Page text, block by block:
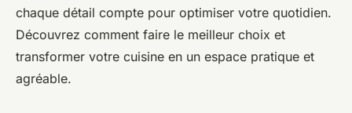
Nolan•2 novembre 2024 •5 min de lecture
chaque détail compte pour optimiser votre quotidien.
Découvrez comment faire le meilleur choix et
transformer votre cuisine en un espace pratique et
agréable.